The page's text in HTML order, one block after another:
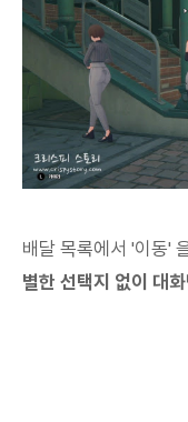
배달 목록에서 '이동'
별한 선택지 없이 대